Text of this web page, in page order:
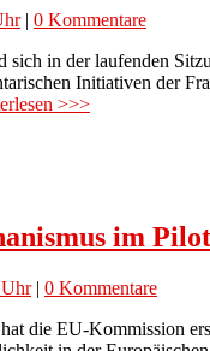
| 0 Kommentare
sich in der laufenden
Initiativen der
>>>
im
| 0 Kommentare
die EU-Kommission